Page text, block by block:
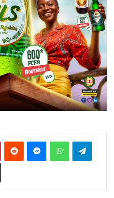
PinterestReddit MessengerWhatsAppTelegram
Imprimer